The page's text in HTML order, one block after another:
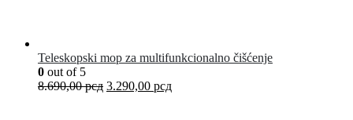
Teleskopski mop za multifunkcionalno čišćenje
0 out of 5
8.690,00рсд 3.290,00 рсд